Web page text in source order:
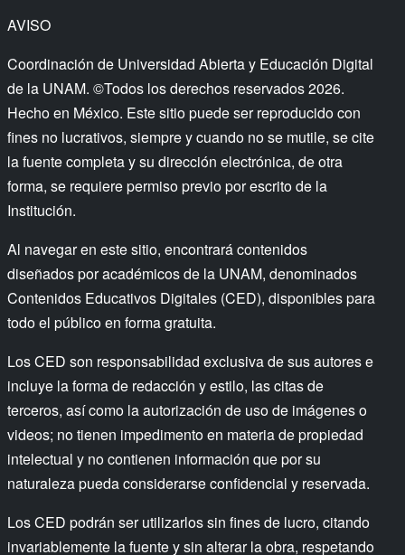
AVISO
Coordinación de Universidad Abierta y Educación Digital
de la UNAM. ©Todos los derechos reservados 2026.
Hecho en México. Este sitio puede ser reproducido con
fines no lucrativos, siempre y cuando no se mutile, se cite
la fuente completa y su dirección electrónica, de otra
forma, se requiere permiso previo por escrito de la
Institución.
Al navegar en este sitio, encontrará contenidos
diseñados por académicos de la UNAM, denominados
Contenidos Educativos Digitales (CED), disponibles para
todo el público en forma gratuita.
Los CED son responsabilidad exclusiva de sus autores e
incluye la forma de redacción y estilo, las citas de
terceros, así como la autorización de uso de imágenes o
videos; no tienen impedimento en materia de propiedad
intelectual y no contienen información que por su
naturaleza pueda considerarse confidencial y reservada.
Los CED podrán ser utilizarlos sin fines de lucro, citando
invariablemente la fuente y sin alterar la obra, respetando